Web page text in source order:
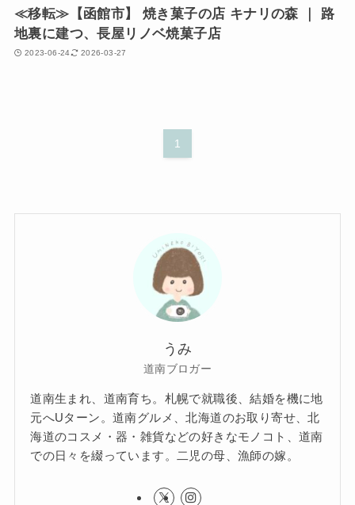
≪移転≫【函館市】 焼き菓子の店 キナリの森 ｜ 路
地裏に建つ、長屋リノベ焼菓子店
2023-06-24 2026-03-27
1
うみ
道南ブロガー
道南生まれ、道南育ち。札幌で就職後、結婚を機に地
元へUターン。道南グルメ、北海道のお取り寄せ、北
海道のコスメ・器・雑貨などの好きなモノコト、道南
での日々を綴っています。二児の母、漁師の嫁。